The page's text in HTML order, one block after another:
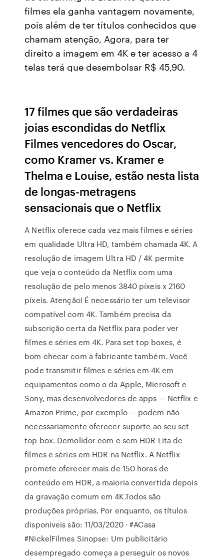
filmes ela ganha vantagem novamente,
pois além de ter títulos conhecidos que
chamam atenção, Agora, para ter
direito a imagem em 4K e ter acesso a 4
telas terá que desembolsar R$ 45,90.
17 filmes que são verdadeiras
joias escondidas do Netflix
Filmes vencedores do Oscar,
como Kramer vs. Kramer e
Thelma e Louise, estão nesta lista
de longas-metragens
sensacionais que o Netflix
A Netflix oferece cada vez mais filmes e séries
em qualidade Ultra HD, também chamada 4K. A
resolução de imagem Ultra HD / 4K permite
que veja o conteúdo da Netflix com uma
resolução de pelo menos 3840 píxeis x 2160
píxeis. Atenção! É necessário ter um televisor
compatível com 4K. Também precisa da
subscrição certa da Netflix para poder ver
filmes e séries em 4K. Para set top boxes, é
bom checar com a fabricante também. Você
pode transmitir filmes e séries em 4K em
equipamentos como o da Apple, Microsoft e
Sony, mas desenvolvedores de apps — Netflix e
Amazon Prime, por exemplo — podem não
necessariamente oferecer suporte ao seu set
top box. Demolidor com e sem HDR Lita de
filmes e séries em HDR na Netflix. A Netflix
promete oferecer mais de 150 horas de
conteúdo em HDR, a maioria convertida depois
da gravação comum em 4K.Todos são
produções próprias. Por enquanto, os títulos
disponíveis são: 11/03/2020 · #ACasa
#NickelFilmes Sinopse: Um publicitário
desempregado começa a perseguir os novos